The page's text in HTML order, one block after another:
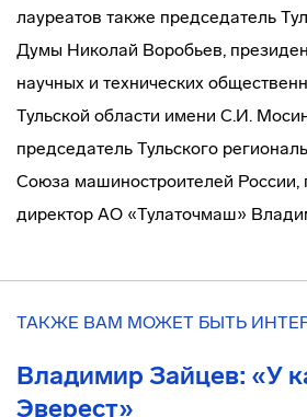
лауреатов также председатель
Думы Николай Воробьев,
научных и технических
Тульской области имени С.И.
председатель Тульского
Союза машиностроителей России,
директор АО «Тулаточмаш»
ТАКЖЕ ВАМ МОЖЕТ БЫТЬ
Владимир Зайцев: «У
Эверест»